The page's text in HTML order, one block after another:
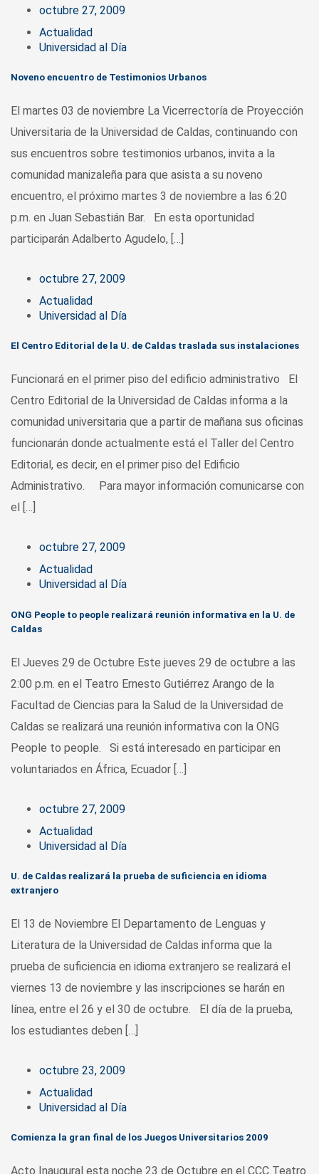
octubre 27, 2009
Actualidad
Universidad al Día
Noveno encuentro de Testimonios Urbanos
El martes 03 de noviembre La Vicerrectoría de Proyección
Universitaria de la Universidad de Caldas, continuando con
sus encuentros sobre testimonios urbanos, invita a la
comunidad manizaleña para que asista a su noveno
encuentro, el próximo martes 3 de noviembre a las 6:20
p.m. en Juan Sebastián Bar. En esta oportunidad
participarán Adalberto Agudelo, […]
octubre 27, 2009
Actualidad
Universidad al Día
El Centro Editorial de la U. de Caldas traslada sus instalaciones
Funcionará en el primer piso del edificio administrativo El
Centro Editorial de la Universidad de Caldas informa a la
comunidad universitaria que a partir de mañana sus oficinas
funcionarán donde actualmente está el Taller del Centro
Editorial, es decir, en el primer piso del Edificio
Administrativo. Para mayor información comunicarse con
el […]
octubre 27, 2009
Actualidad
Universidad al Día
ONG People to people realizará reunión informativa en la U. de
Caldas
El Jueves 29 de Octubre Este jueves 29 de octubre a las
2:00 p.m. en el Teatro Ernesto Gutiérrez Arango de la
Facultad de Ciencias para la Salud de la Universidad de
Caldas se realizará una reunión informativa con la ONG
People to people. Si está interesado en participar en
voluntariados en África, Ecuador […]
octubre 27, 2009
Actualidad
Universidad al Día
U. de Caldas realizará la prueba de suficiencia en idioma
extranjero
El 13 de Noviembre El Departamento de Lenguas y
Literatura de la Universidad de Caldas informa que la
prueba de suficiencia en idioma extranjero se realizará el
viernes 13 de noviembre y las inscripciones se harán en
línea, entre el 26 y el 30 de octubre. El día de la prueba,
los estudiantes deben […]
octubre 23, 2009
Actualidad
Universidad al Día
Comienza la gran final de los Juegos Universitarios 2009
Acto Inaugural esta noche 23 de Octubre en el CCC Teatro